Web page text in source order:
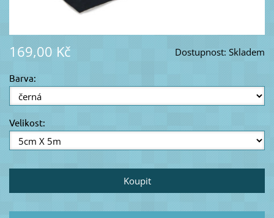
Dostupnost: Skladem
169,00 Kč
Barva:
Velikost: